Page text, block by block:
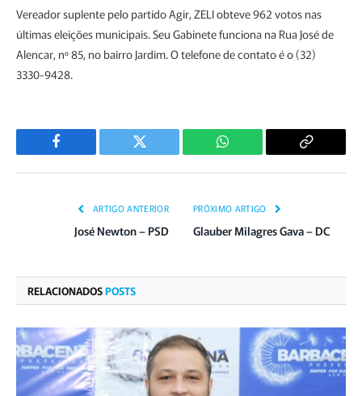
Vereador suplente pelo partido Agir, ZELI obteve 962 votos nas
últimas eleições municipais. Seu Gabinete funciona na Rua José de
Alencar, nº 85, no bairro Jardim. O telefone de contato é o (32)
3330-9428.
Facebook Twitter WhatsApp
Copiar
ARTIGO ANTERIOR
José Newton – PSD
PRÓXIMO ARTIGO
Glauber Milagres Gava – DC
RELACIONADOSPOSTS